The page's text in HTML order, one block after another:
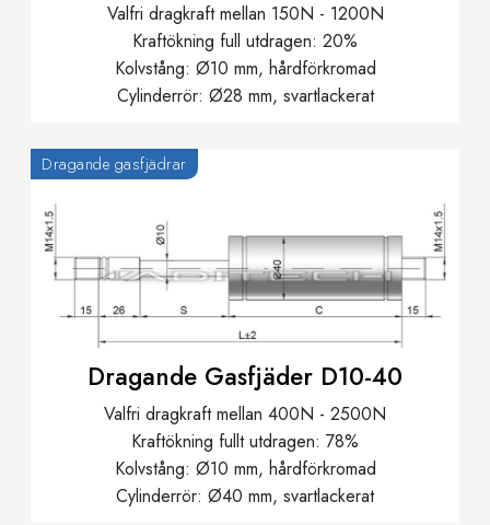
Valfri dragkraft mellan 150N - 1200N
Kraftökning full utdragen: 20%
Kolvstång: Ø10 mm, hårdförkromad
​Cylinderrör: Ø28 mm, svartlackerat
Dragande gasfjädrar
Dragande Gasfjäder D10-40
Valfri dragkraft mellan 400N - 2500N
Kraftökning fullt utdragen: 78%
Kolvstång: Ø10 mm, hårdförkromad
Cylinderrör: Ø40 mm, svartlackerat